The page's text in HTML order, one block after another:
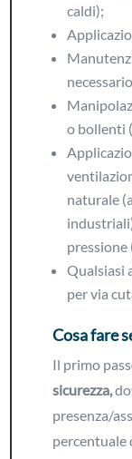
caldi);
o bollenti
naturale
pressione
Qualsiasi
per via
Cosa fare
Il primo
sicurezza,
presenza/
percentuale